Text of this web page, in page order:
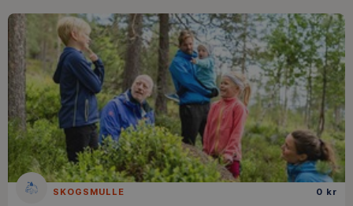
SKOGSMULLE 0 kr